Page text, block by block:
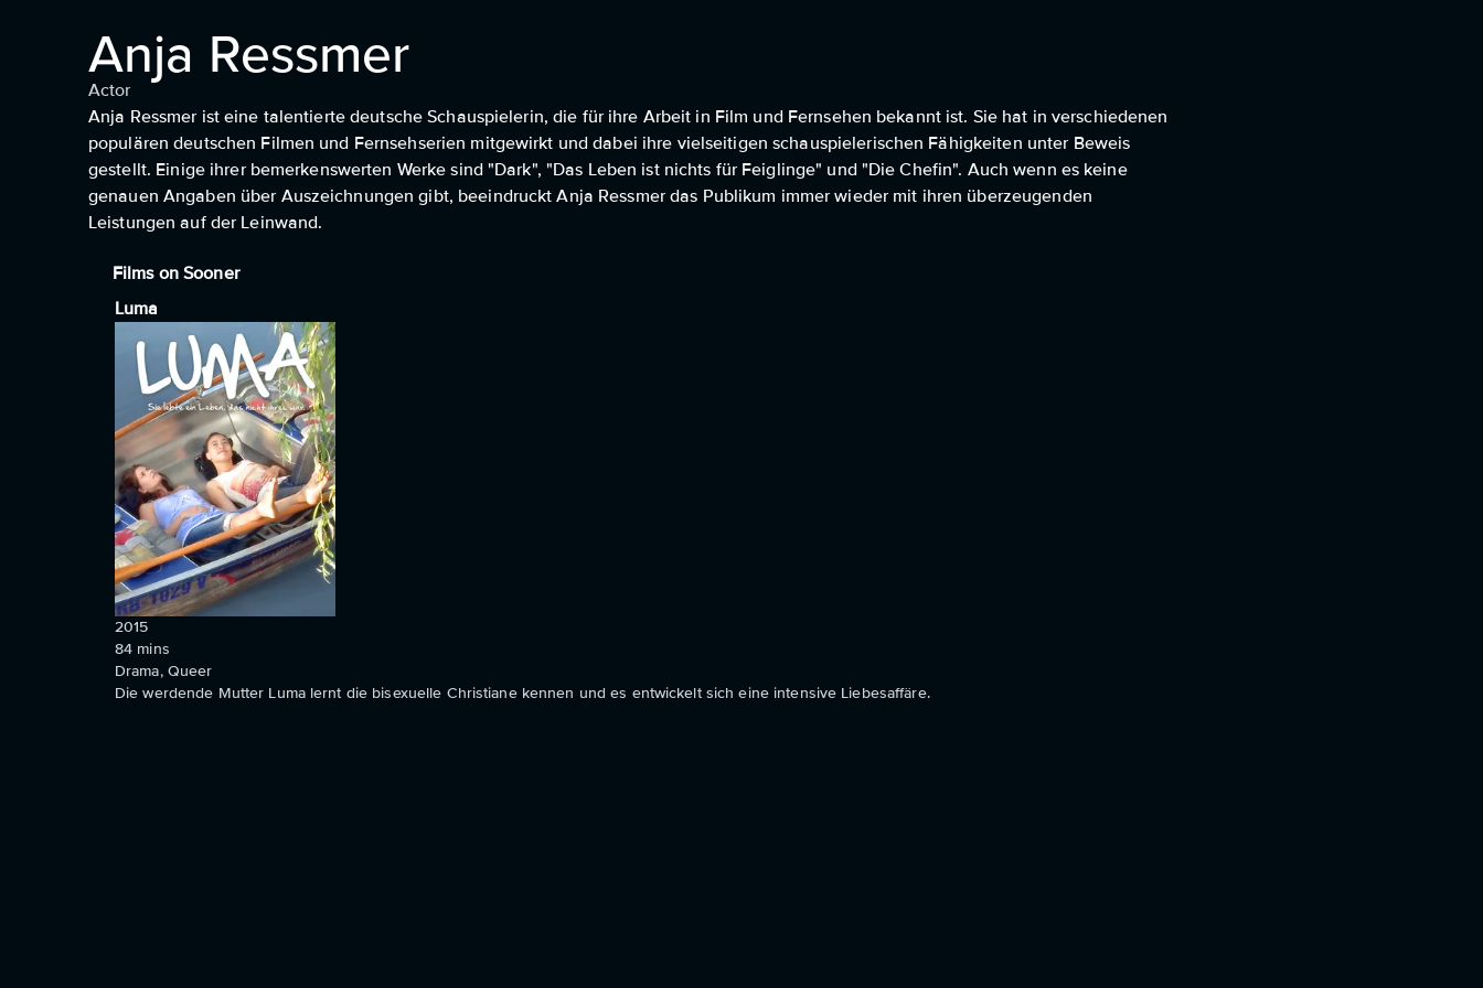
Anja Ressmer
Actor
Anja Ressmer ist eine talentierte deutsche Schauspielerin, die für ihre Arbeit in Film und Fernsehen bekannt ist. Sie hat in verschiedenen
populären deutschen Filmen und Fernsehserien mitgewirkt und dabei ihre vielseitigen schauspielerischen Fähigkeiten unter Beweis
gestellt. Einige ihrer bemerkenswerten Werke sind "Dark", "Das Leben ist nichts für Feiglinge" und "Die Chefin". Auch wenn es keine
genauen Angaben über Auszeichnungen gibt, beeindruckt Anja Ressmer das Publikum immer wieder mit ihren überzeugenden
Leistungen auf der Leinwand.
Films on Sooner
Luma
2015
84 mins
Drama, Queer
Die werdende Mutter Luma lernt die bisexuelle Christiane kennen und es entwickelt sich eine intensive Liebesaffäre.